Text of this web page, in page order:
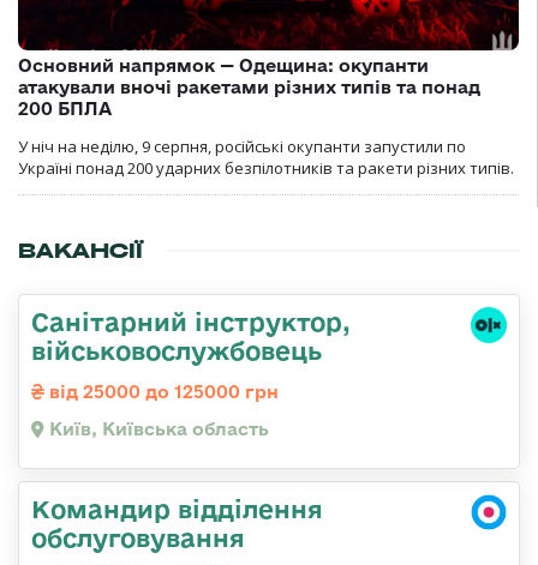
Основний напрямок — Одещина: окупанти
атакували вночі ракетами різних типів та понад
200 БПЛА
У ніч на неділю, 9 серпня, російські окупанти запустили по
Україні понад 200 ударних безпілотників та ракети різних типів.
ВАКАНСІЇ
Санітарний інструктор,
військовослужбовець
від 25000 до 125000 грн
Київ, Київська область
Командир відділення
обслуговування